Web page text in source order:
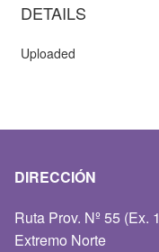
DETAILS
Uploaded
DIRECCIÓN
Ruta Prov. Nº 55 (Ex.
Extremo Norte